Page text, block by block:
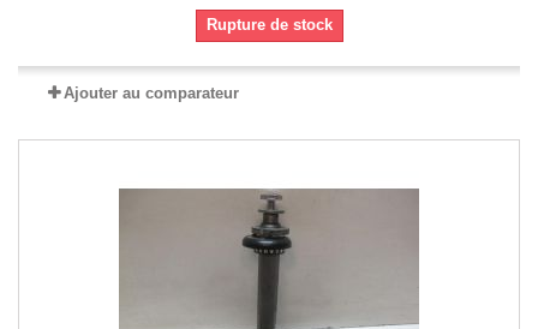
Rupture de stock
Ajouter au comparateur